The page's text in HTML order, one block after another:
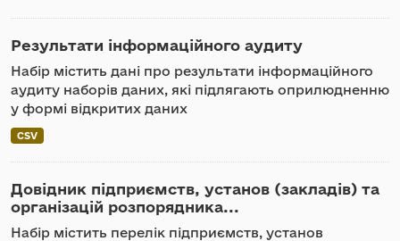
Результати інформаційного аудиту
Набір містить дані про результати інформаційного
аудиту наборів даних, які підлягають оприлюдненню
у формі відкритих даних
CSV
Довідник підприємств, установ (закладів) та
організацій розпорядника...
Набір містить перелік підприємств, установ